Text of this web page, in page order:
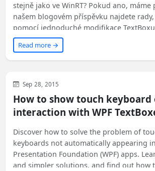
stejně jako ve WinRT? Pokud ano, máme
našem blogovém příspěvku najdete
pomocí jednoduché modifikace
Read more →
Development
Sep 28, 2015
How to show touch keyboard
interaction with WPF
Discover how to solve the problem of
keyboards not automatically appearing
Presentation Foundation (WPF) apps.
and simpler solutions, and find out how